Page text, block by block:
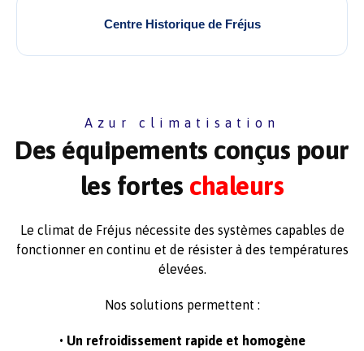
Centre Historique de Fréjus
Azur climatisation
Des équipements conçus pour
les fortes chaleurs
Le climat de Fréjus nécessite des systèmes capables de
fonctionner en continu et de résister à des températures
élevées.
Nos solutions permettent :
• Un refroidissement rapide et homogène